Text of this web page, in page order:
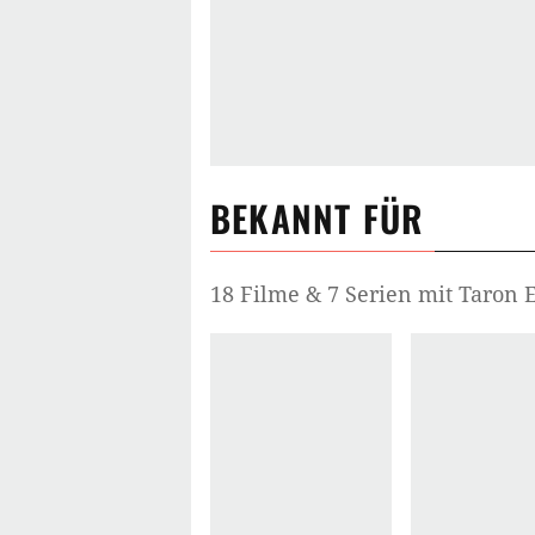
BEKANNT FÜR
18 Filme & 7 Serien mit Taron